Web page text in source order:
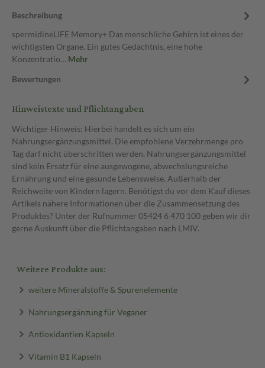
Beschreibung
spermidineLIFE Memory+ Das menschliche Gehirn ist eines der
wichtigsten Organe. Ein gutes Gedächtnis, eine hohe
Konzentratio… Mehr
Bewertungen
Hinweistexte und Pflichtangaben
Wichtiger Hinweis: Hierbei handelt es sich um ein
Nahrungsergänzungsmittel. Die empfohlene Verzehrmenge pro
Tag darf nicht überschritten werden. Nahrungsergänzungsmittel
sind kein Ersatz für eine ausgewogene, abwechslungsreiche
Ernährung und eine gesunde Lebensweise. Außerhalb der
Reichweite von Kindern lagern. Benötigst du vor dem Kauf dieses
Artikels nähere Informationen über die Zusammensetzung des
Produktes? Unter der Rufnummer 05424 6 470 100 geben wir dir
gerne Auskunft über die Pflichtangaben nach LMIV.
Weitere Produkte aus:
weitere Mineralstoffe & Spurenelemente
Nahrungsergänzung für Veganer
Antioxidantien Kapseln
Vitamin B1 Kapseln